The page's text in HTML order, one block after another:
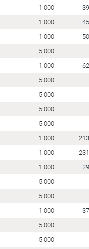
1.000
1.000
1.000
5.000
1.000
5.000
5.000
5.000
5.000
1.000
1.000
1.000
5.000
5.000
1.000
5.000
5.000